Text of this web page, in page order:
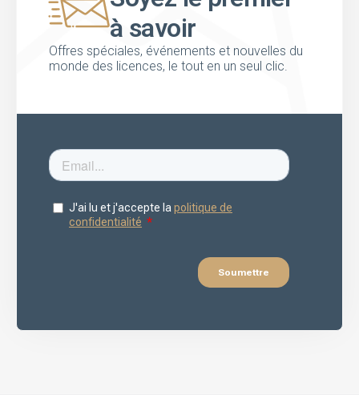
à savoir
Offres spéciales, événements et nouvelles du
monde des licences, le tout en un seul clic.